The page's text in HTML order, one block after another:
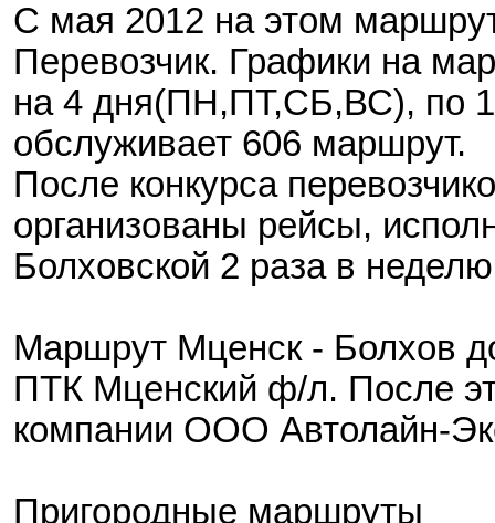
С мая 2012 на этом
Перевозчик. Графики на
на 4 дня(ПН,ПТ,СБ,ВС), по 1
обслуживает 606 маршрут.
После конкурса
организованы рейсы,
Болховской 2 раза в
Маршрут Мценск - Болхов
ПТК Мценский ф/л. После
компании ООО Автолайн-
Пригородные маршруты